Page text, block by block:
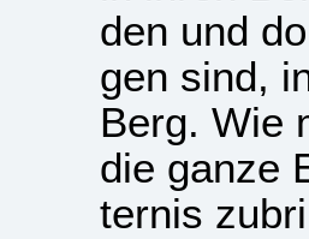
den und
gen sind,
Berg. Wie
die ganze
ter­nis